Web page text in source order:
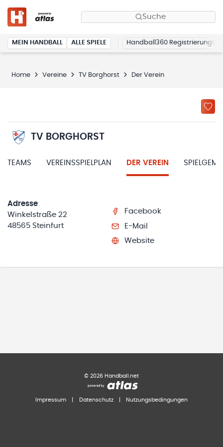
Suche
MEIN HANDBALL ALLE SPIELE Handball360 Registrierung
Home Vereine TV Borghorst Der Verein
TV BORGHORST
TEAMS VEREINSSPIELPLAN DER VEREIN
Adresse
Winkelstraße 22
48565 Steinfurt
Facebook
E-Mail
Website
© 2026 Handball.net
Impressum Datenschutz Nutzungsbedingungen